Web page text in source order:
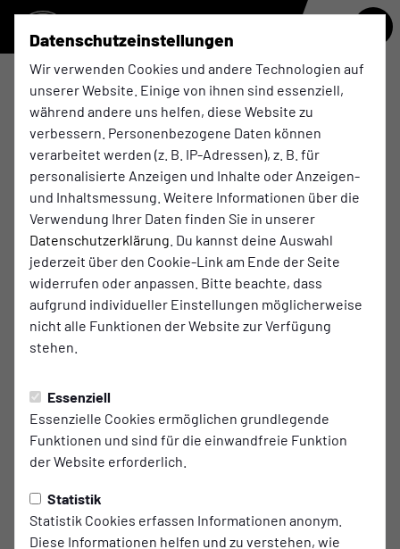
Datenschutzeinstellungen
Wir verwenden Cookies und andere Technologien auf
unserer Website. Einige von ihnen sind essenziell,
während andere uns helfen, diese Website zu
verbessern. Personenbezogene Daten können
verarbeitet werden (z. B. IP-Adressen), z. B. für
personalisierte Anzeigen und Inhalte oder Anzeigen-
und Inhaltsmessung. Weitere Informationen über die
Verwendung Ihrer Daten finden Sie in unserer
Datenschutzerklärung . Du kannst deine Auswahl
jederzeit über den Cookie-Link am Ende der Seite
widerrufen oder anpassen. Bitte beachte, dass
aufgrund individueller Einstellungen möglicherweise
nicht alle Funktionen der Website zur Verfügung
stehen.
Essenziell
Essenzielle Cookies ermöglichen grundlegende
Funktionen und sind für die einwandfreie Funktion
der Website erforderlich.
Statistik
Statistik Cookies erfassen Informationen anonym.
Diese Informationen helfen und zu verstehen, wie
Der Fußballverein im Essener
Süden
Essen steht für Bergbau, Zechenkultur, Kumpel und
Malocher. Aber auch für erfolgreichen Strukturwandel
und den Aufstieg zur Industriemetropole. Und
natürlich für Fußball. Denn was wäre eine echte
Ruhrpottmetropole ohne traditionsreichen
Fußballverein?
Beheimatet im Essener Süden, ist die 1. Mannschaft
des ETB aktuell in der Oberliga Niederrhein vertreten.
Gespielt wird im altehrwürdigen Uhlenkrugstadion,
auch eine überdachte Tribüne aufweist.
ETB SCHWARZ WEISS ESSEN
ABTEILUNG FUSSBALL E.V.
Das Video wird erst nach dem Klick von